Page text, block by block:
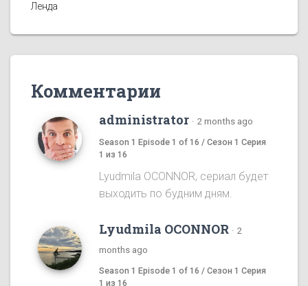
Ленда
Комментарии
administrator · 2 months ago
Season 1 Episode 1 of 16 / Сезон 1 Серия
1 из 16
Lyudmila OCONNOR, сериал будет
выходить по будним дням.
Lyudmila OCONNOR · 2
months ago
Season 1 Episode 1 of 16 / Сезон 1 Серия
1 из 16